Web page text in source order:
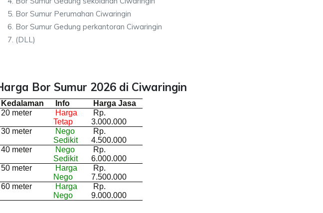
Bor Sumur Perumahan Ciwaringin
Bor Sumur Gedung perkantoran Ciwaringin
(DLL)
Bor Sumur 2026 di Ciwaringin
Kedalaman Info
Harga Jasa
20 meter
Harga
Tetap
Rp.
3.000.000
30 meter
Nego
Sedikit
Rp.
4.500.000
40 meter
Nego
Sedikit
Rp.
6.000.000
50 meter
Harga
Nego
Rp.
7.500.000
60 meter
Harga
Nego
Rp.
9.000.000